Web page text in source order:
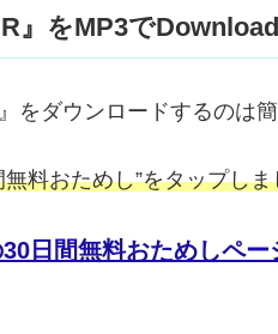
』をMP3で
をダウンロードするのは簡
料おためし”をタップし
日間無料おためしペー